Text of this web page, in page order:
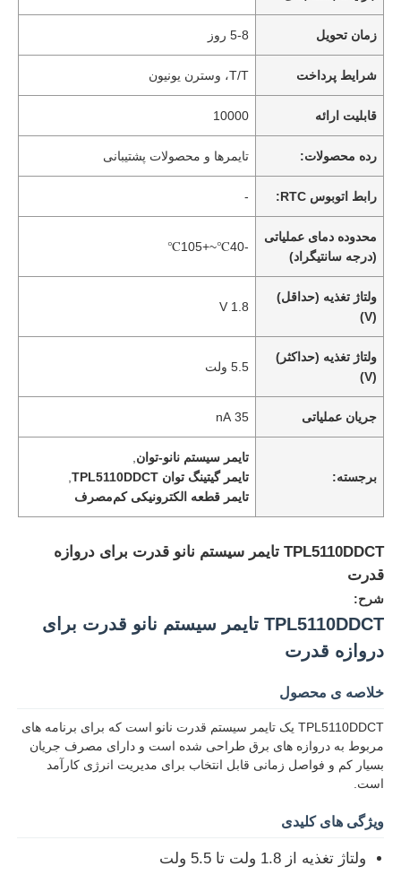
زمان تحویل 5-8 روز
شرایط پرداخت T/T، وسترن یونیون
قابلیت ارائه 10000
رده محصولات: تایمرها و محصولات پشتیبانی
رابط اتوبوس RTC: -
محدوده دمای عملیاتی
(درجه سانتیگراد)
-40℃~+105℃
ولتاژ تغذیه (حداقل)
(V)
1.8 V
ولتاژ تغذیه (حداکثر)
(V)
5.5 ولت
جریان عملیاتی 35 nA
برجسته:
تایمر سیستم نانو-توان
تایمر گیتینگ توان TPL5110DDCT
تایمر قطعه الکترونیکی کم‌مصرف
TPL5110DDCT تایمر سیستم نانو قدرت برای دروازه
قدرت
شرح:
TPL5110DDCT تایمر سیستم نانو قدرت برای
دروازه قدرت
خلاصه ی محصول
TPL5110DDCT یک تایمر سیستم قدرت نانو است که برای برنامه های
مربوط به دروازه های برق طراحی شده است و دارای مصرف جریان
بسیار کم و فواصل زمانی قابل انتخاب برای مدیریت انرژی کارآمد
است.
ویژگی های کلیدی
ولتاژ تغذیه از 1.8 ولت تا 5.5 ولت